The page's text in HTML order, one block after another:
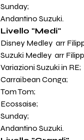
Sunday;
Andantino Suzuki.
Livello "Medi"
Disney Medley  arr
Suzuki Medley  arr
Variazioni Suzuki in RE;
Carraibean Conga;
Tom Tom;
Ecossaise;
Sunday;
Andantino Suzuki.